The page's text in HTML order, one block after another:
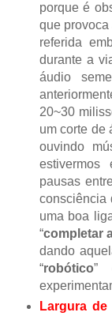
porque é
que
referida
durante a
áudio
20~30
um corte de
ouvindo
estivermos
pausas
consciência
uma boa
“completar
dando
“robótico”
Largura de